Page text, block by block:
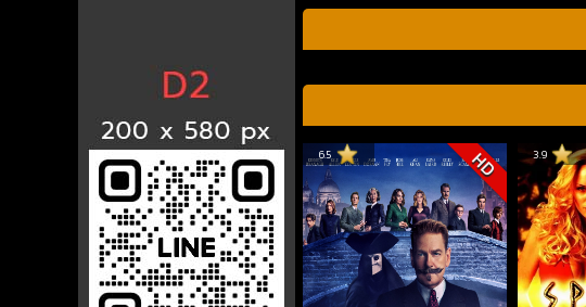
6.5 HD 3.9